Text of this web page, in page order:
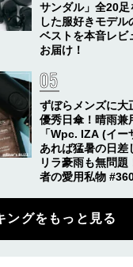
サンダル」全20足
した服好きモデル
ベストを本音レビ
お届け！
ずぼらメンズに大
優秀日傘！晴雨兼
「Wpc. IZA (イー
あれば猛暑の日差
リラ豪雨も無問題
者の愛用私物
ングをもっと見る